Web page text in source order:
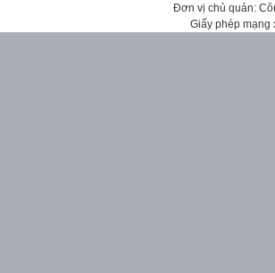
Đơn vị chủ quản:
Giấy phép mạng